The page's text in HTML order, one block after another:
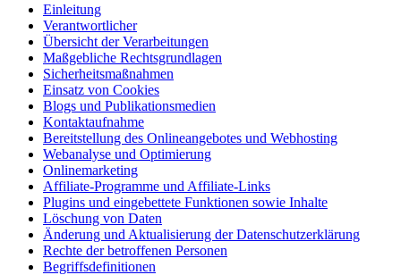
Einleitung
Verantwortlicher
Übersicht der Verarbeitungen
Maßgebliche Rechtsgrundlagen
Sicherheitsmaßnahmen
Einsatz von Cookies
Blogs und Publikationsmedien
Kontaktaufnahme
Bereitstellung des Onlineangebotes und Webhosting
Webanalyse und Optimierung
Onlinemarketing
Affiliate-Programme und Affiliate-Links
Plugins und eingebettete Funktionen sowie Inhalte
Löschung von Daten
Änderung und Aktualisierung der Datenschutzerklärung
Rechte der betroffenen Personen
Begriffsdefinitionen